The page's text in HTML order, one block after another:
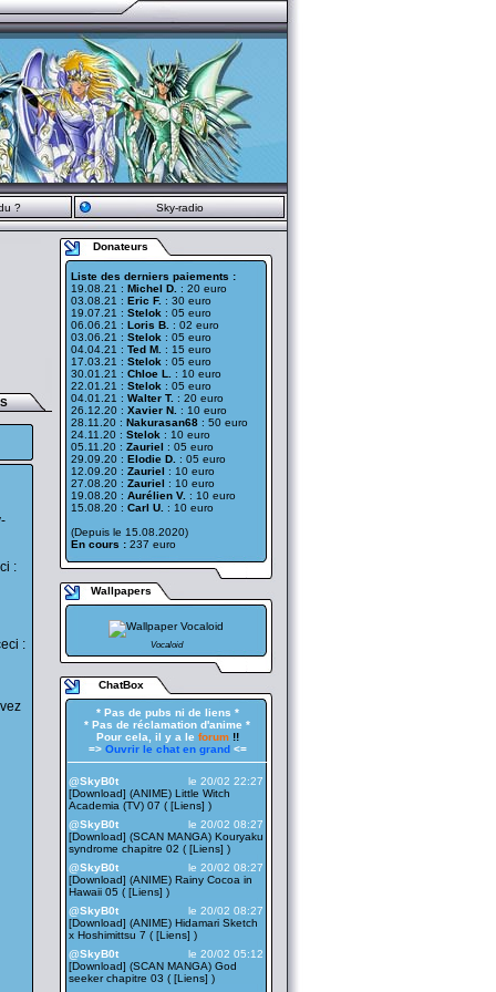
? Sky-radio
:
:
Donateurs
Liste des derniers paiements :
19.08.21 : Michel D.
: 20 euro
03.08.21 : Eric F. : 30 euro
19.07.21 : Stelok : 05 euro
06.06.21 : Loris B.
: 02 euro
03.06.21 : Stelok : 05 euro
04.04.21 : Ted M.
: 15 euro
17.03.21 : Stelok : 05 euro
30.01.21 : Chloe L.
: 10 euro
22.01.21 : Stelok : 05 euro
04.01.21 : Walter T. : 20 euro
26.12.20 : Xavier N.
: 10 euro
28.11.20 : Nakurasan68 : 50 euro
24.11.20 : Stelok : 10 euro
05.11.20 : Zauriel : 05 euro
29.09.20 : Elodie D.
: 05 euro
12.09.20 : Zauriel : 10 euro
27.08.20 : Zauriel : 10 euro
19.08.20 : Aurélien V. : 10 euro
15.08.20 : Carl U.
: 10 euro
(Depuis le 15.08.2020)
En cours : 237 euro
Wallpapers
Vocaloid
ChatBox
* Pas de pubs ni de liens *
* Pas de réclamation d'anime *
Pour cela, il y a le forum!!
=> Ouvrir le chat en grand<=
——————————————————
@SkyB0t
le 20/02 22:27
[Download] (ANIME) Little Witch
Academia (TV) 07 ( [Liens] )
@SkyB0t
le 20/02 08:27
[Download] (SCAN MANGA) Kouryaku
syndrome chapitre 02 ( [Liens] )
@SkyB0t
le 20/02 08:27
[Download] (ANIME) Rainy Cocoa in
Hawaii 05 ( [Liens] )
@SkyB0t
le 20/02 08:27
[Download] (ANIME) Hidamari Sketch
x Hoshimittsu 7 ( [Liens] )
@SkyB0t
le 20/02 05:12
[Download] (SCAN MANGA) God
seeker chapitre 03 ( [Liens] )